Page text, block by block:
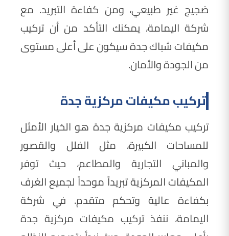
ضجيج غير طبيعي، ومن كفاءة التبريد. مع
شركة اليمامة، يمكنك التأكد من أن تركيب
مكيفات شباك جدة سيكون على أعلى مستوى
من الجودة والأمان.
تركيب مكيفات مركزية جدة
تركيب مكيفات مركزية جدة هو الخيار الأمثل
للمساحات الكبيرة، مثل الفلل والقصور
والمباني التجارية والمطاعم، حيث توفر
المكيفات المركزية تبريداً موحداً لجميع الغرف
بكفاءة عالية وتحكم متقدم. في شركة
اليمامة، ننفذ تركيب مكيفات مركزية جدة